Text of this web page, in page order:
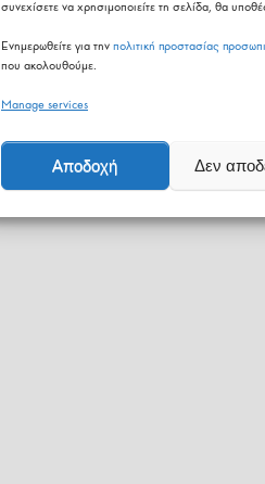
συνεχίσετε να χρησιμοποιείτε τη σελίδα, θα
Ενημερωθείτε για την πολιτική προστασίας
που ακολουθούμε.
Manage services
Αποδοχή Δεν